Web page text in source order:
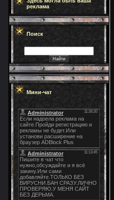
реклама
Поиск
Мини-чат